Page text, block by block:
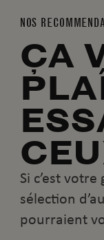
NOS
ÇA
Si c’est
sélection
pourraient